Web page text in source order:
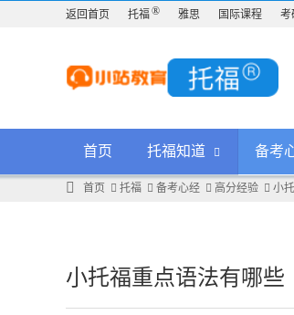
返回首页 托福® 雅思 国际课程 考
首页 托福知道 备考
首页 托福 备考心经 高分经验 小
小托福重点语法有哪些